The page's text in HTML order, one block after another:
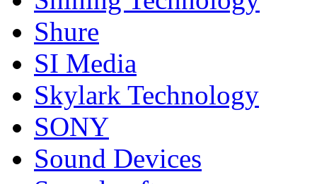
Shure
SI Media
Skylark Technology
SONY
Sound Devices